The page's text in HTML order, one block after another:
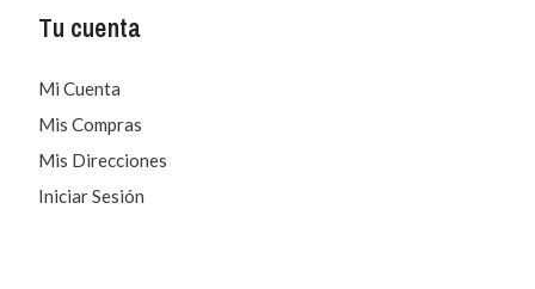
Tu cuenta
Mi Cuenta
Mis Compras
Mis Direcciones
Iniciar Sesión